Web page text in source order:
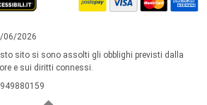
06/2026
sito si sono assolti gli obblighi previsti dalla
e sui diritti connessi.